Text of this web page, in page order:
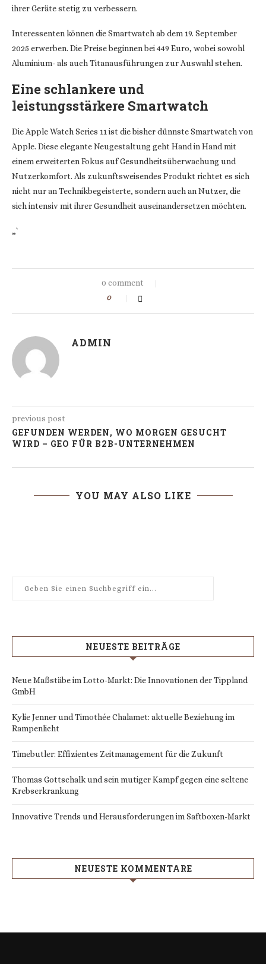
ihrer Geräte stetig zu verbessern.
Interessenten können die Smartwatch ab dem 19. September
2025 erwerben. Die Preise beginnen bei 449 Euro, wobei sowohl
Aluminium- als auch Titanausführungen zur Auswahl stehen.
Eine schlankere und
leistungsstärkere Smartwatch
Die Apple Watch Series 11 ist die bisher dünnste Smartwatch von
Apple. Diese elegante Neugestaltung geht Hand in Hand mit
einem erweiterten Fokus auf Gesundheitsüberwachung und
Nutzerkomfort. Als zukunftsweisendes Produkt richtet es sich
nicht nur an Technikbegeisterte, sondern auch an Nutzer, die
sich intensiv mit ihrer Gesundheit auseinandersetzen möchten.
„`
0 comment
0
ADMIN
previous post
GEFUNDEN WERDEN, WO MORGEN GESUCHT
WIRD – GEO FÜR B2B-UNTERNEHMEN
YOU MAY ALSO LIKE
NEUESTE BEITRÄGE
Neue Maßstäbe im Lotto-Markt: Die Innovationen der Tippland
GmbH
Kylie Jenner und Timothée Chalamet: aktuelle Beziehung im
Rampenlicht
Timebutler: Effizientes Zeitmanagement für die Zukunft
Thomas Gottschalk und sein mutiger Kampf gegen eine seltene
Krebserkrankung
Innovative Trends und Herausforderungen im Saftboxen-Markt
NEUESTE KOMMENTARE